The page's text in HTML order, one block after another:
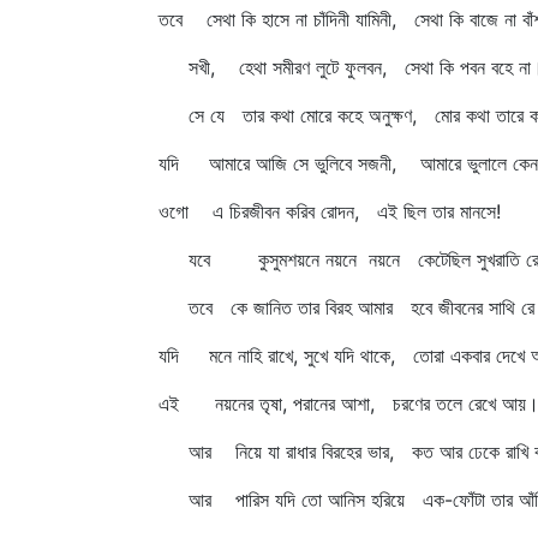
তবে সেথা কি হাসে না চাঁদিনী যামিনী, সেথা কি বাজে না
সখী, হেথা সমীরণ লুটে ফুলবন, সেথা কি পবন বহে না।
সে যে তার কথা মোরে কহে অনুক্ষণ, মোর কথা তারে
যদি আমারে আজি সে ভুলিবে সজনী, আমারে ভুলালে
ওগো এ চিরজীবন করিব রোদন, এই ছিল তার মানসে!
যবে কুসুমশয়নে নয়নে নয়নে কেটেছিল সুখরাতি
তবে কে জানিত তার বিরহ আমার হবে জীবনের সাথি
যদি মনে নাহি রাখে, সুখে যদি থাকে, তোরা একবার
এই নয়নের তৃষা, পরানের আশা, চরণের তলে রেখে আয়।
আর নিয়ে যা রাধার বিরহের ভার, কত আর ঢেকে রাখি
আর পারিস যদি তো আনিস হরিয়ে এক-ফোঁটা তার